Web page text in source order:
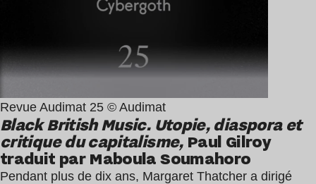
Revue Audimat 25 © Audimat
Black British Music. Utopie, diaspora et
critique du capitalisme,Paul Gilroy
traduit par Maboula Soumahoro
Pendant plus de dix ans, Margaret Thatcher a dirigé